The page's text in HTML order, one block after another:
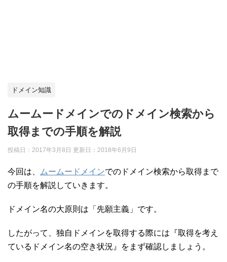
ドメイン知識
ムームードメインでのドメイン検索から
取得までの手順を解説
投稿日：2017年3月8日 更新日： 2018年6月9日
今回は、 ムームードメインでのドメイン検索から取得まで
の手順を解説していきます。
ドメイン名の大原則は「先願主義」です。
したがって、独自ドメインを取得する際には『取得を考え
ているドメイン名の空き状況』をまず確認しましょう。